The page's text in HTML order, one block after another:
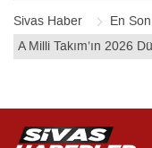
Sivas Haber
En
A Milli Takım’ın 2026